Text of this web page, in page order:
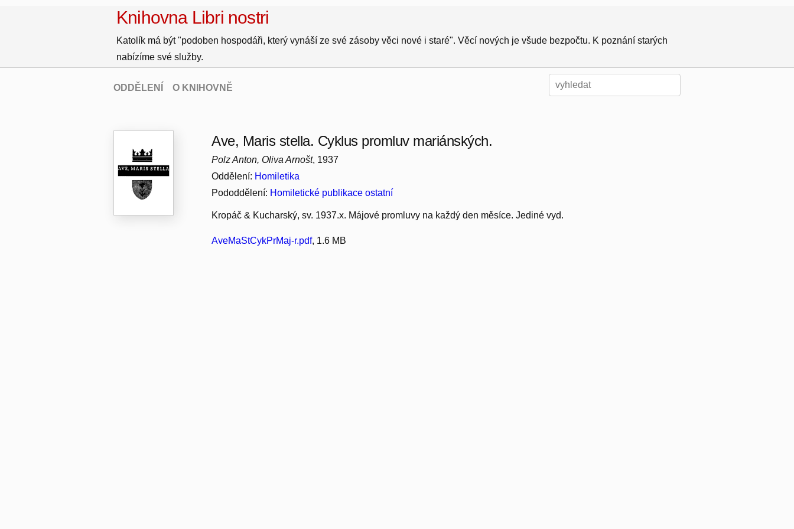
Knihovna Libri nostri
Katolík má být "podoben hospodáři, který vynáší ze své zásoby věci nové i staré". Věcí nových je všude bezpočtu. K poznání starých
nabízíme své služby.
ODDĚLENÍ O KNIHOVNĚ
Ave, Maris stella. Cyklus promluv mariánských.
Polz Anton, Oliva Arnošt, 1937
Oddělení: Homiletika
Pododdělení: Homiletické publikace ostatní
Kropáč & Kucharský, sv. 1937.x. Májové promluvy na každý den měsíce. Jediné vyd.
AveMaStCykPrMaj-r.pdf, 1.6 MB